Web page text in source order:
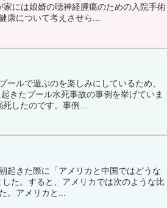
には娘婿の聴神経腫瘍のための入院手術
康について考えさせら...
ルで遊ぶのを楽しみにしているため、
きたプール水死事故の事例を挙げていま
したのです。事例...
起きた際に「アメリカと中国ではどうな
た。すると、アメリカでは次のような比
。アメリカと...